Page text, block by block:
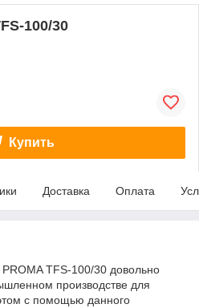
100/30
Купить
Доставка Оплата
TFS-100/30 довольно
производстве для
с помощью данного